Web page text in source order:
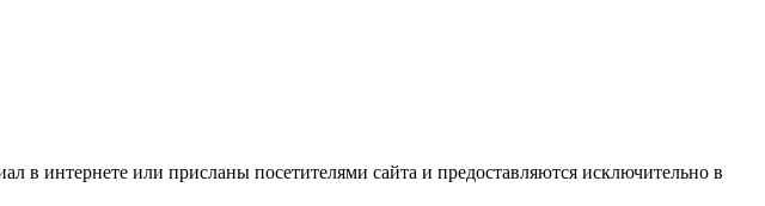
интернете или присланы посетителями сайта и предоставляются исключительно в